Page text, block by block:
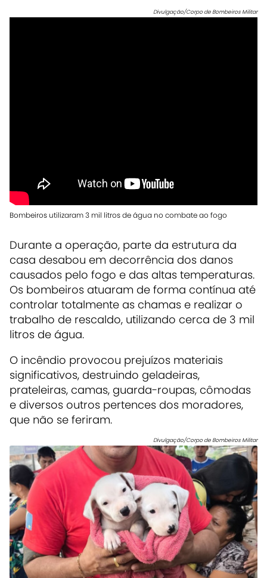
Divulgação/Corpo de Bombeiros Militar
Bombeiros utilizaram 3 mil litros de água no combate ao fogo
Durante a operação, parte da estrutura da
casa desabou em decorrência dos danos
causados pelo fogo e das altas temperaturas.
Os bombeiros atuaram de forma contínua até
controlar totalmente as chamas e realizar o
trabalho de rescaldo, utilizando cerca de 3 mil
litros de água.
O incêndio provocou prejuízos materiais
significativos, destruindo geladeiras,
prateleiras, camas, guarda-roupas, cômodas
e diversos outros pertences dos moradores,
que não se feriram.
Divulgação/Corpo de Bombeiros Militar